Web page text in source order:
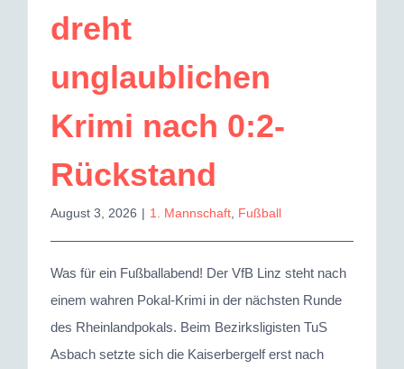
dreht
unglaublichen
Krimi nach 0:2-
Rückstand
August 3, 2026 | 1. Mannschaft, Fußball
Was für ein Fußballabend! Der VfB Linz steht nach
einem wahren Pokal-Krimi in der nächsten Runde
des Rheinlandpokals. Beim Bezirksligisten TuS
Asbach setzte sich die Kaiserbergelf erst nach